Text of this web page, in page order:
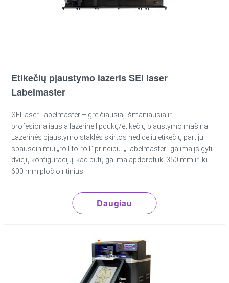
Etikečių pjaustymo lazeris SEI laser
Labelmaster
SEI laser Labelmaster – greičiausia, išmaniausia ir
profesionaliausia lazerinė lipdukų/etikečių pjaustymo mašina.
Lazerinės pjaustymo staklės skirtos nedidelių etikečių partijų
spausdinimui „roll-to-roll“ principu. „Labelmaster” galima įsigyti
dviejų konfigūracijų, kad būtų galima apdoroti iki 350 mm ir iki
600 mm pločio ritinius.
Daugiau